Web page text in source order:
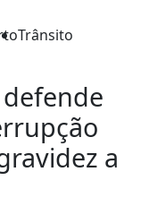
Trânsito
a